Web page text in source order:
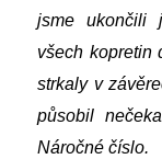
jsme ukončili
všech kopretin
strkaly v
působil
Náročné číslo.